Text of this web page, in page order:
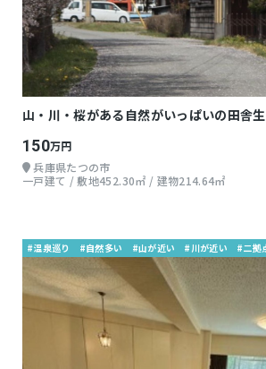
山・川・桜がある自然がいっぱいの田舎生
150万円
兵庫県たつの市
一戸建て / 敷地452.30㎡ / 建物214.64㎡
#温泉巡り #自然多い #山が近い #川が近い #二拠